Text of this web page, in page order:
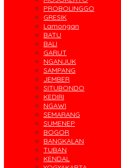
PROBOLINGGO
GRESIK
Lamongan
BATU
BALI
GARUT
NGANJUK
SAMPANG
JEMBER
SITUBONDO
KEDIRI
NGAWI
SEMARANG
SUMENEP
BOGOR
BANGKALAN
TUBAN
KENDAL